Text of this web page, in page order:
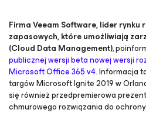
Firma Veeam Software, lider
zapasowych, które umożliwiają
(Cloud Data Management),
publicznej wersji beta nowej wersji
Microsoft Office 365v4. Informacja
targów Microsoft Ignite 2019 w
się również przedpremierowa
chmurowego rozwiązania do